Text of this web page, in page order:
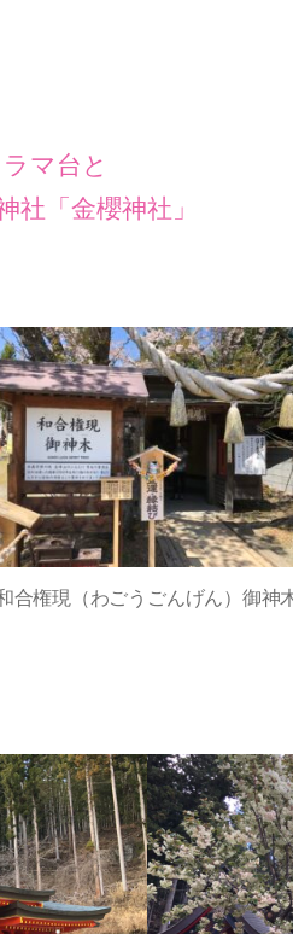
マ台と
櫻神社」
合権現（わごうごんげん）御神